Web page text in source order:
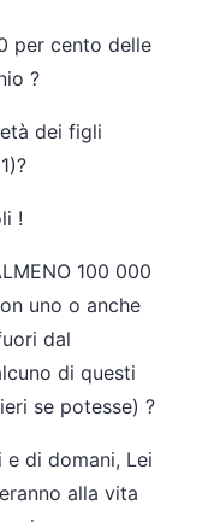
per cento delle
?
dei figli
!
100 000
uno o anche
dal
di questi
se potesse) ?
di domani, Lei
alla vita